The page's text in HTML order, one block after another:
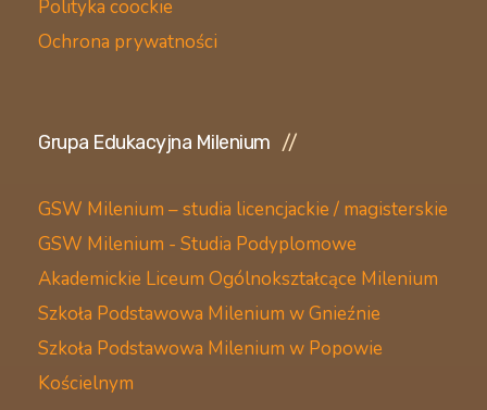
Polityka coockie
Ochrona prywatności
Grupa Edukacyjna Milenium
GSW Milenium – studia licencjackie / magisterskie
GSW Milenium - Studia Podyplomowe
Akademickie Liceum Ogólnokształcące Milenium
Szkoła Podstawowa Milenium w Gnieźnie
Szkoła Podstawowa Milenium w Popowie
Kościelnym